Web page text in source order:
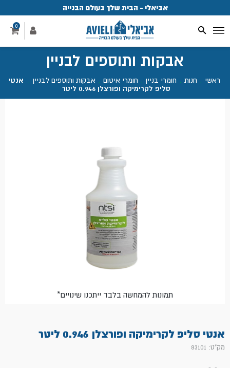
אביאלי - הבית שלך בעולם הבנייה
0
אבקות ותוספים לבניין
ראשי חנות חומרי בניין חומרי איטום אבקות ותוספים לבניין
אנטי
סליפ לקרימיקה ופורצלן 0.946 ליטר
אנטי סליפ לקרימיקה ופורצלן 0.946 ליטר
מק"ט: 83101
*תמונות להמחשה בלבד ייתכנו שינויים